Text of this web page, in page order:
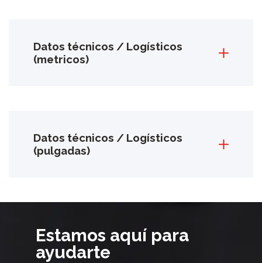
Datos técnicos / Logísticos
(metricos)
Datos técnicos / Logísticos
(pulgadas)
Estamos aquí para
ayudarte